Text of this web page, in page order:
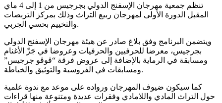
تنظم جمعية مهرجان الإسفنج الدولي بجرجيس من 1 إلى 4 ماي
المقبل الدورة الأولى لمهرجان ربيع التراث وذلك بمركز التربصات
والتخييم بحسي الجربي.
ويتضمن البرنامج وفق بلاغ صادر عن هيئة مهرجان الإسفنج الدولي
بجرجيس، معرضا للحرفيين والحرفيات وعروضا في جَزّ الأغنام
ومسابقة في الرماية بالإضافة إلى عروض فرقة “ڨوڨو جرجيس”
ومسابقات في الفروسية والتوثيق والخياطة.
كما سيكون ضيوف المهرجان ورواده على موعد مع ندوة علمية
حول التراث المادي واللامادي وفقرات عديدة ومتنوعة منها قراءات